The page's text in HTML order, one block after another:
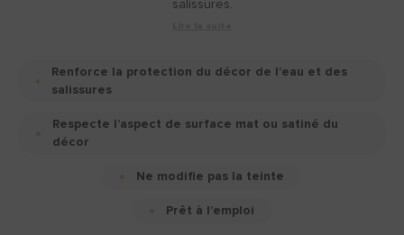
salissures.
Renforce la protection du décor de l’eau et des
salissures
Respecte l’aspect de surface mat ou satiné du
décor
Ne modifie pas la teinte
Prêt à l’emploi